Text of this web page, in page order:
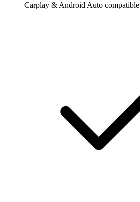
Carplay & Android Auto compatible